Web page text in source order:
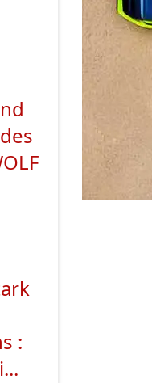
: